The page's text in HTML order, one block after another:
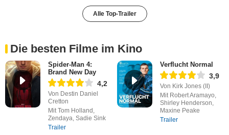
Alle Top-Trailer
Die besten Filme im Kino
Spider-Man 4:
Brand New Day
4,2
Von Destin Daniel
Cretton
Mit Tom Holland,
Zendaya, Sadie Sink
Trailer
Verflucht Normal
3,9
Von Kirk Jones (II)
Mit Robert Aramayo,
Shirley Henderson,
Maxine Peake
Trailer